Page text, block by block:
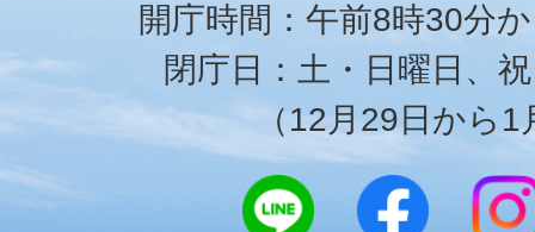
開庁時間：午前8時30分
閉庁日：土・日曜日、
（12月29日から1